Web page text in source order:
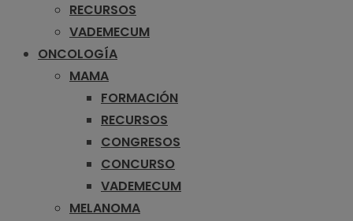
RECURSOS
VADEMECUM
ONCOLOGÍA
MAMA
FORMACIÓN
RECURSOS
CONGRESOS
CONCURSO
VADEMECUM
MELANOMA